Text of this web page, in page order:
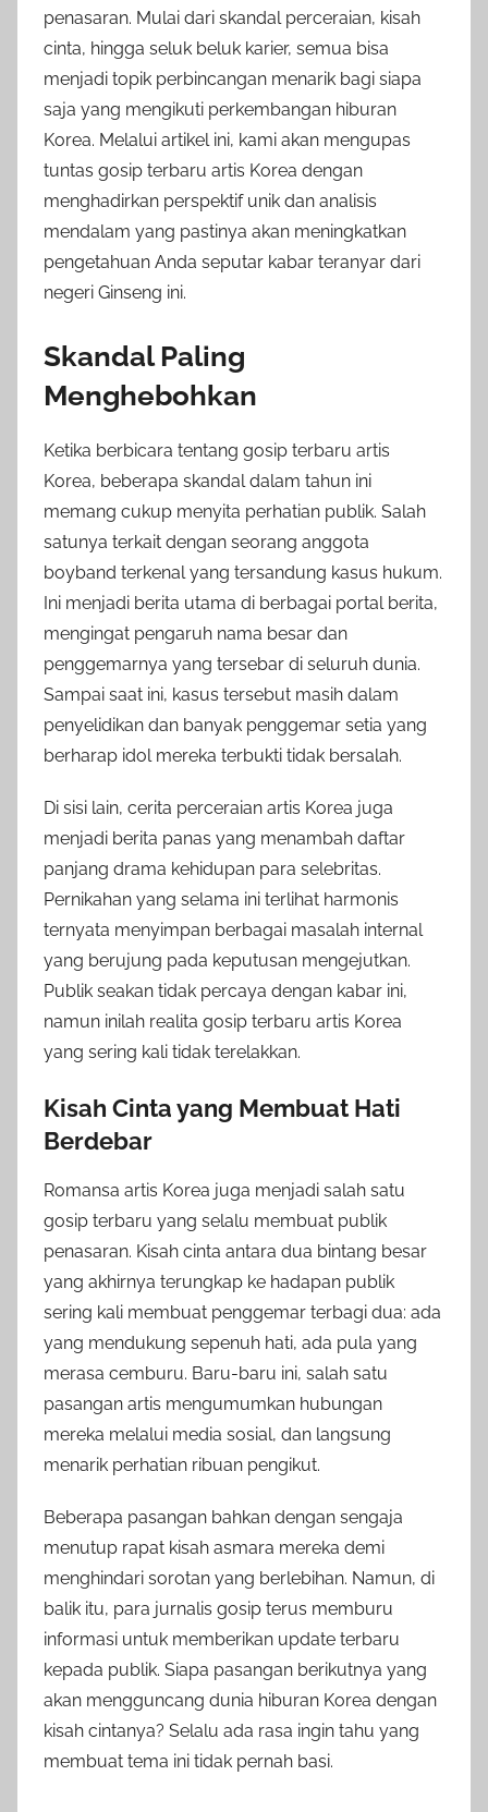
penasaran. Mulai dari skandal perceraian, kisah
cinta, hingga seluk beluk karier, semua bisa
menjadi topik perbincangan menarik bagi siapa
saja yang mengikuti perkembangan hiburan
Korea. Melalui artikel ini, kami akan mengupas
tuntas gosip terbaru artis Korea dengan
menghadirkan perspektif unik dan analisis
mendalam yang pastinya akan meningkatkan
pengetahuan Anda seputar kabar teranyar dari
negeri Ginseng ini.
Skandal Paling
Menghebohkan
Ketika berbicara tentang gosip terbaru artis
Korea, beberapa skandal dalam tahun ini
memang cukup menyita perhatian publik. Salah
satunya terkait dengan seorang anggota
boyband terkenal yang tersandung kasus hukum.
Ini menjadi berita utama di berbagai portal berita,
mengingat pengaruh nama besar dan
penggemarnya yang tersebar di seluruh dunia.
Sampai saat ini, kasus tersebut masih dalam
penyelidikan dan banyak penggemar setia yang
berharap idol mereka terbukti tidak bersalah.
Di sisi lain, cerita perceraian artis Korea juga
menjadi berita panas yang menambah daftar
panjang drama kehidupan para selebritas.
Pernikahan yang selama ini terlihat harmonis
ternyata menyimpan berbagai masalah internal
yang berujung pada keputusan mengejutkan.
Publik seakan tidak percaya dengan kabar ini,
namun inilah realita gosip terbaru artis Korea
yang sering kali tidak terelakkan.
Kisah Cinta yang Membuat Hati
Berdebar
Romansa artis Korea juga menjadi salah satu
gosip terbaru yang selalu membuat publik
penasaran. Kisah cinta antara dua bintang besar
yang akhirnya terungkap ke hadapan publik
sering kali membuat penggemar terbagi dua: ada
yang mendukung sepenuh hati, ada pula yang
merasa cemburu. Baru-baru ini, salah satu
pasangan artis mengumumkan hubungan
mereka melalui media sosial, dan langsung
menarik perhatian ribuan pengikut.
Beberapa pasangan bahkan dengan sengaja
menutup rapat kisah asmara mereka demi
menghindari sorotan yang berlebihan. Namun, di
balik itu, para jurnalis gosip terus memburu
informasi untuk memberikan update terbaru
kepada publik. Siapa pasangan berikutnya yang
akan mengguncang dunia hiburan Korea dengan
kisah cintanya? Selalu ada rasa ingin tahu yang
membuat tema ini tidak pernah basi.